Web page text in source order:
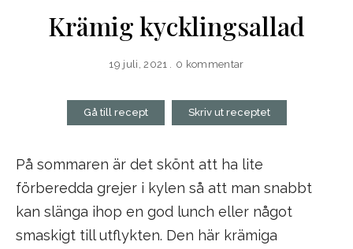
Krämig kycklingsallad
19 juli, 2021 0 kommentar
Gå till recept Skriv ut receptet
På sommaren är det skönt att ha lite
förberedda grejer i kylen så att man snabbt
kan slänga ihop en god lunch eller något
smaskigt till utflykten. Den här krämiga